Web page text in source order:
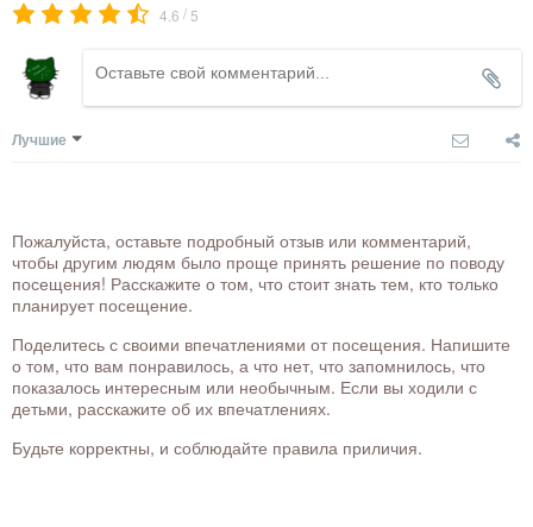
4.6 / 5
Лучшие
Пожалуйста, оставьте подробный отзыв или комментарий,
чтобы другим людям было проще принять решение по поводу
посещения! Расскажите о том, что стоит знать тем, кто только
планирует посещение.
Поделитесь с своими впечатлениями от посещения. Напишите
о том, что вам понравилось, а что нет, что запомнилось, что
показалось интересным или необычным. Если вы ходили с
детьми, расскажите об их впечатлениях.
Будьте корректны, и соблюдайте правила приличия.